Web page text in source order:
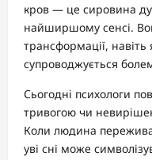
кров — це сировина
найширшому сенсі.
трансформації,
супроводжується
Сьогодні психологи
тривогою чи
Коли людина
уві сні може